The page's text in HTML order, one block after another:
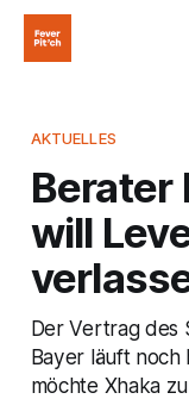
AKTUELLES
Berater
will
Der Vertrag des
Bayer läuft noch
möchte Xhaka